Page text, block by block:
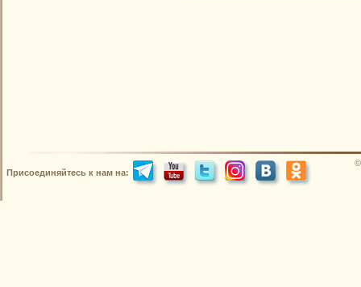
Присоединяйтесь к нам на:
©